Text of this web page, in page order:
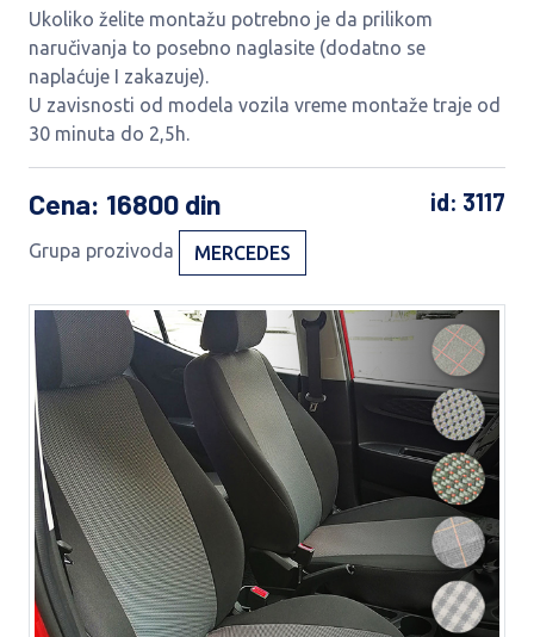
Ukoliko želite montažu potrebno je da prilikom
naručivanja to posebno naglasite (dodatno se
naplaćuje I zakazuje).
U zavisnosti od modela vozila vreme montaže traje od
30 minuta do 2,5h.
Cena: 16800 din id: 3117
Grupa prozivoda MERCEDES